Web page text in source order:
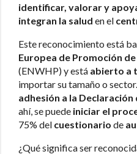
identificar, valorar y
integran la salud en el
Este reconocimiento está
Europea de Promoción
(ENWHP) y está abierto a
importar su tamaño o
adhesión a la
ahí, se puede iniciar el
75% del cuestionario de
¿Qué significa ser